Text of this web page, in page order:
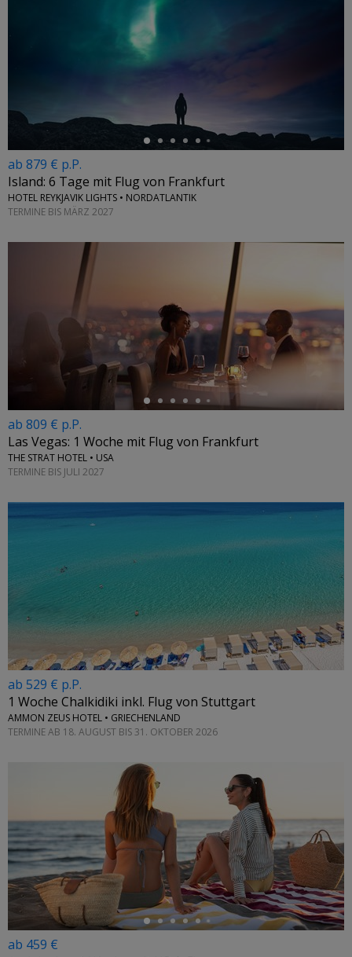
ab 879 € p.P.
Island: 6 Tage mit Flug von Frankfurt
HOTEL REYKJAVIK LIGHTS • NORDATLANTIK
TERMINE BIS MÄRZ 2027
ab 809 € p.P.
Las Vegas: 1 Woche mit Flug von Frankfurt
THE STRAT HOTEL • USA
TERMINE BIS JULI 2027
ab 529 € p.P.
1 Woche Chalkidiki inkl. Flug von Stuttgart
AMMON ZEUS HOTEL • GRIECHENLAND
TERMINE AB 18. AUGUST BIS 31. OKTOBER 2026
←
ab 459 €